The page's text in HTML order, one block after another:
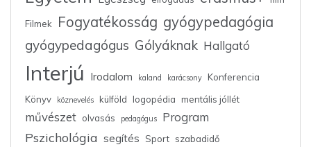
Filmek Fogyatékosság gyógypedagógia
gyógypedagógus Gólyáknak Hallgató
Interjú Irodalom kaland karácsony
Konferencia
Könyv
köznevelés külföld logopédia mentális jóllét
művészet olvasás pedagógus Program
Pszichológia segítés Sport szabadidő